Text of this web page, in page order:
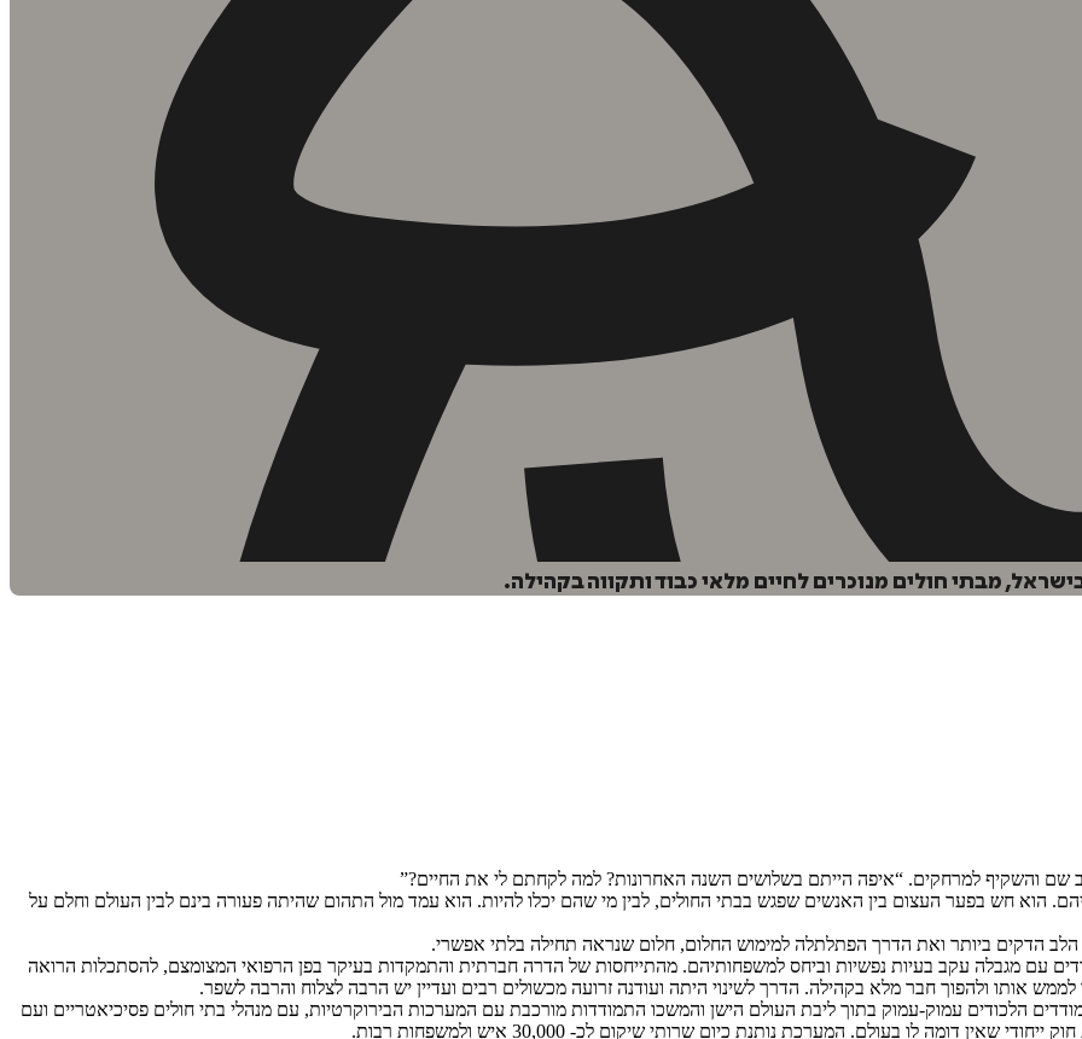
מבתי חולים מנוכרים לחיים מלאי כבוד ותקווה בקהילה.
שם והשקיף למרחקים. “איפה הייתם בשלושים השנה האחרונות? למה לקחתם לי את החיים?”
הוא חש בפער העצום בין האנשים שפגש בבתי החולים, לבין מי שהם יכלו להיות. הוא עמד מול התהום שהיתה פעורה בינם לבין העולם וחלם על
הדקים ביותר ואת הדרך הפתלתלה למימוש החלום, חלום שנראה תחילה בלתי אפשרי.
עם מגבלה עקב בעיות נפשיות וביחס למשפחותיהם. מהתייחסות של הדרה חברתית והתמקדות בעיקר בפן הרפואי המצומצם, להסתכלות הרואה
אותו ולהפוך חבר מלא בקהילה. הדרך לשינוי היתה ועודנה זרועה מכשולים רבים ועדיין יש הרבה לצלוח והרבה לשפר.
הלכודים עמוק-עמוק בתוך ליבת העולם הישן והמשכו התמודדות מורכבת עם המערכות הבירוקרטיות, עם מנהלי בתי חולים פסיכיאטריים ועם
דומה לו בעולם. המערכת נותנת כיום שרותי שיקום לכ- 30,000 איש ולמשפחות רבות.